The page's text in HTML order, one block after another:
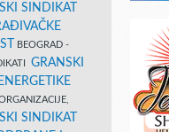
SINDIKAT
BEOGRAD -
GRANSKI
SINDIKAT